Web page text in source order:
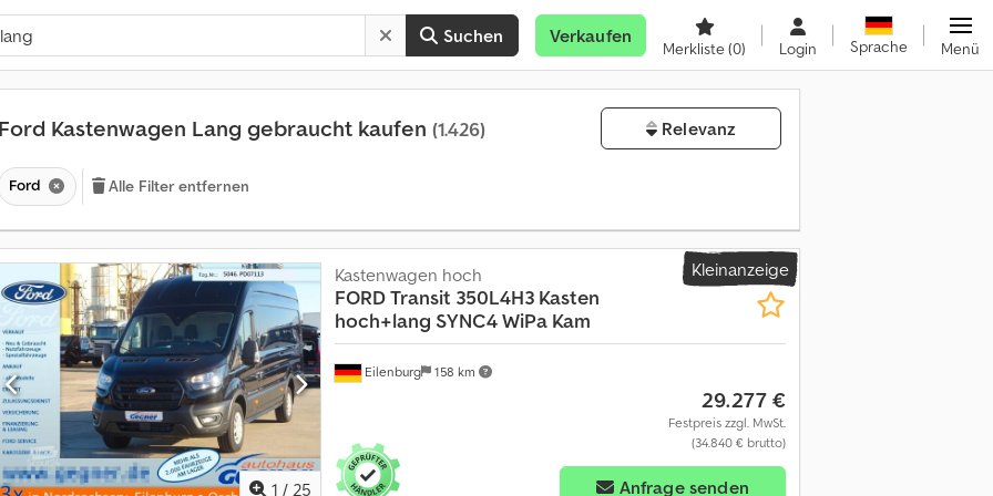
Suchen Verkaufen
Merkliste(0) Login Sprache Menü
Ford Kastenwagen Lang gebraucht kaufen (1.426) Relevanz
Ford Alle Filter entfernen
Kleinanzeige
1 / 25
Eilenburg 158 km
Kastenwagen hoch
FORDTransit 350L4H3 Kasten
hoch+lang SYNC4 WiPa Kam
29.277 €
Festpreis zzgl. MwSt.
(34.840 € brutto)
Anfrage senden